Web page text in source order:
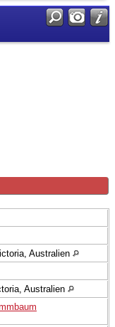
Australien
Australien